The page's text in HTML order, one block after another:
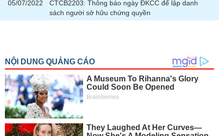
05/07/2022
CTCB2203: Thông báo ngày ĐKCC để lập danh
sách người sở hữu chứng quyền